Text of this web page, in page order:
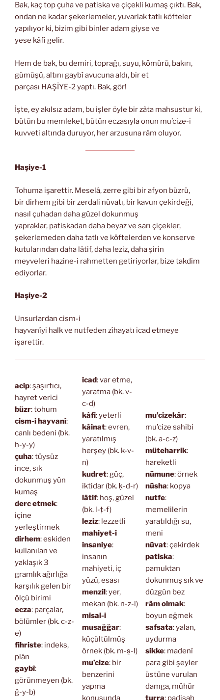
Bak, kaç top çuha ve patiska ve çiçekli kumaş çıktı. Bak,
ondan ne kadar şekerlemeler, yuvarlak tatlı köfteler
yapılıyor ki, bizim gibi binler adam giyse ve
yese kâfi gelir.
Hem de bak, bu demiri, toprağı, suyu, kömürü, bakırı,
gümüşü, altını gaybî avucuna aldı, bir et
parçası HAŞİYE-2 yaptı. Bak, gör!
İşte, ey akılsız adam, bu işler öyle bir zâta mahsustur ki,
bütün bu memleket, bütün eczasıyla onun mu’cize-i
kuvveti altında duruyor, her arzusuna râm oluyor.
Haşiye-1
Tohuma işarettir. Meselâ, zerre gibi bir afyon büzrü,
bir dirhem gibi bir zerdali nüvatı, bir kavun çekirdeği,
nasıl çuhadan daha güzel dokunmuş
yapraklar, patiskadan daha beyaz ve sarı çiçekler,
şekerlemeden daha tatlı ve köftelerden ve konserve
kutularından daha lâtif, daha leziz, daha şirin
meyveleri hazine-i rahmetten getiriyorlar, bize takdim
ediyorlar.
Haşiye-2
Unsurlardan cism-i
hayvanîyi halk ve nutfeden zîhayatı icad etmeye
işarettir.
acip: şaşırtıcı,
hayret verici
büzr: tohum
cism-i hayvanî:
canlı bedeni (bk.
ḥ-y-y)
çuha: tüysüz
ince, sık
dokunmuş yün
kumaş
derc etmek:
içine
yerleştirmek
dirhem: eskiden
kullanılan ve
yaklaşık 3
gramlık ağırlığa
karşılık gelen bir
ölçü birimi
ecza: parçalar,
bölümler (bk. c-z-
e)
fihriste: indeks,
plân
gaybî:
görünmeyen (bk.
ğ-y-b)
icad: var etme,
yaratma (bk. v-
c-d)
kâfi: yeterli
kâinat: evren,
yaratılmış
herşey (bk. k-v-
n)
kudret: güç,
iktidar (bk. ḳ-d-r)
lâtif: hoş, güzel
(bk. l-ṭ-f)
leziz: lezzetli
mahiyet-i
insaniye:
insanın
mahiyeti, iç
yüzü, esası
menzil: yer,
mekan (bk. n-z-l)
misal-i
musağğar:
küçültülmüş
örnek (bk. m-s̱-l)
mu’cize: bir
benzerini
yapma
konusunda
mu’cizekâr:
mu’cize sahibi
(bk. a-c-z)
müteharrik:
hareketli
nümune: örnek
nüsha: kopya
nutfe:
memelilerin
yaratıldığı su,
meni
nüvat: çekirdek
patiska:
pamuktan
dokunmuş sık ve
düzgün bez
râm olmak:
boyun eğmek
safsata: yalan,
uydurma
sikke: madenî
para gibi şeyler
üstüne vurulan
damga, mühür
turra: padişah